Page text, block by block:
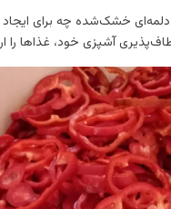
خشک‌شده چه برای ایجاد
آشپزی خود، غذاها را